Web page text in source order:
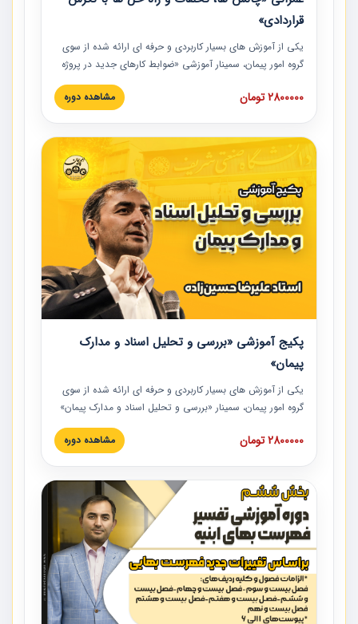
قراردادی»
یکی از آموزش‏‏‏‏‏‏ های بسیار کاربردی و حرفه‏ ای ارائه شده از سوی
گروه امور پیمان، سمینار آموزشی «ضوابط کارهای جدید در پروژه
های عمرانی» چالش ها، تخلفات و راه حل ها با نگرش قراردادی
است که در محل سندیکای شرکت های ساختمانی کشور ارائه شد.
مدارک پیمان به همراه تجربیات عملی ارائه شده است.
2800000 تومان مشاهده دوره
پکیج آموزشی «بررسی و تحلیل اسناد و مدارک
پیمان»
یکی از آموزش‏‏‏‏‏‏ های بسیار کاربردی و حرفه‏ ای ارائه شده از سوی
گروه امور پیمان، سمینار «بررسی و تحلیل اسناد و مدارک پیمان»
است که در دانشگاه صنعتی شریف ارائه شد. در این آموزش
نکات کلیدی مربوط به اسناد و مدارک پیمان، اولویت بندی اسناد
پیمان به همراه تجربیات عملی در این خصوص ارائه شده است.
2800000 تومان مشاهده دوره